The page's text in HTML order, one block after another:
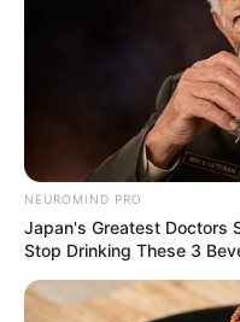
fontos számára az,
legyenek. Híres arról
Korda-villában laktak
ami a háztartás
NEUROMIND PRO
Japan's Greatest Doctors
Stop Drinking These 3